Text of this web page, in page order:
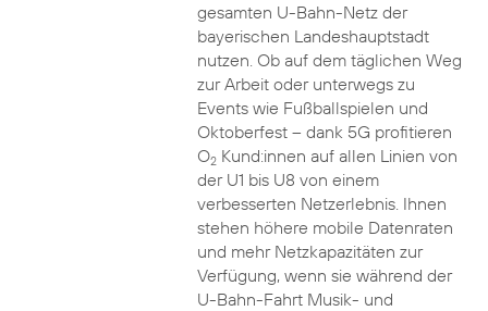
gesamten U-Bahn-Netz der
bayerischen Landeshauptstadt
nutzen. Ob auf dem täglichen Weg
zur Arbeit oder unterwegs zu
Events wie Fußballspielen und
Oktoberfest – dank 5G profitieren
O2Kund:innen auf allen Linien von
der U1 bis U8 von einem
verbesserten Netzerlebnis. Ihnen
stehen höhere mobile Datenraten
und mehr Netzkapazitäten zur
Verfügung, wenn sie während der
U-Bahn-Fahrt Musik- und